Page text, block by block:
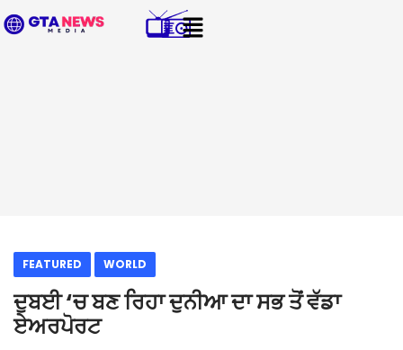
FEATURED WORLD
ਦੁਬਈ ‘ਚ ਬਣ ਰਿਹਾ ਦੁਨੀਆ ਦਾ ਸਭ ਤੋਂ ਵੱਡਾ
ਏਅਰਪੋਰਟ